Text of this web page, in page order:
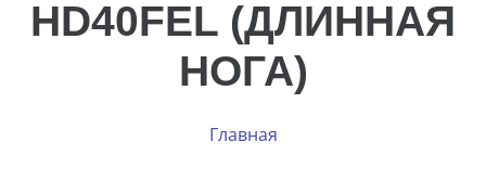
HD40FEL (ДЛИННАЯ
НОГА)
Главная